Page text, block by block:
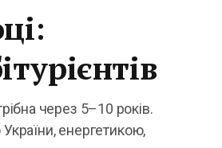
через 5–10 років.
енергетикою,